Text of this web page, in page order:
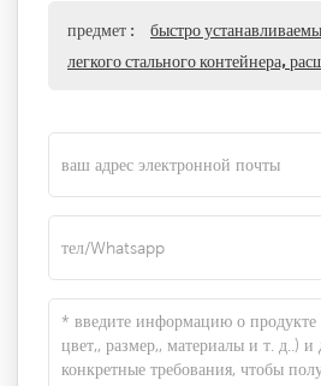
предмет :
быстро
легкого стального контейнера,